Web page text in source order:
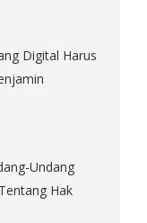
Digital Harus
Undang
Hak